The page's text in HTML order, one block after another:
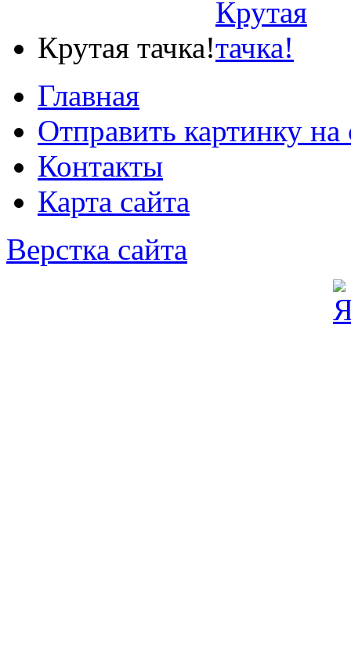
Крутая тачка!
Главная
Отправить картинку на
Контакты
Карта сайта
Верстка сайта